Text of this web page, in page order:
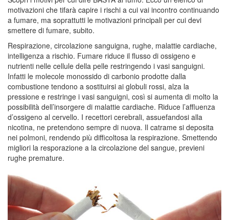
motivazioni che tifarà capire i rischi a cui vai incontro continuando
a fumare, ma soprattutti le motivazioni principali per cui devi
smettere di fumare, subito.
Respirazione, circolazione sanguigna, rughe, malattie cardiache,
intelligenza a rischio. Fumare riduce il flusso di ossigeno e
nutrienti nelle cellule della pelle restringendo i vasi sanguigni.
Infatti le molecole monossido di carbonio prodotte dalla
combustione tendono a sostituirsi ai globuli rossi, alza la
pressione e restringe i vasi sanguigni, così si aumenta di molto la
possibilità dell’insorgere di malattie cardiache. Riduce l’affluenza
d’ossigeno al cervello. I recettori cerebrali, assuefandosi alla
nicotina, ne pretendono sempre di nuova. Il catrame si deposita
nei polmoni, rendendo più difficoltosa la respirazione. Smettendo
migliori la resporazione a la circolazione del sangue, previeni
rughe premature.